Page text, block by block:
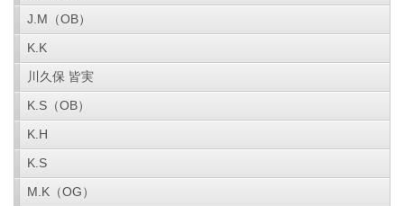
J.M（OB）
K.K
川久保 皆実
K.S（OB）
K.H
K.S
M.K（OG）